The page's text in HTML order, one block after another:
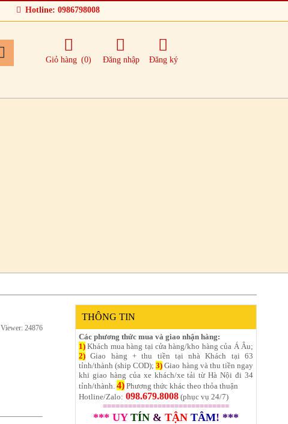
Hotline: 0986798008
Giỏ hàng (0) Đăng nhập Đăng ký
Viewer: 24876
THÔNG TIN
Các phương thức mua và giao nhận hàng:
1) Khách mua hàng tại cửa hàng/kho hàng của Á Âu;
2) Giao hàng + thu tiền tại nhà Khách tại 63
tỉnh/thành (ship COD);3) Giao hàng và thu tiền ngay
khi giao hàng của xe khách/xe tải từ Hà Nội đi 34
tỉnh/thành. 4) Phương thức khác theo thỏa thuận
Hotline/Zalo: 098.679.8008 (phục vụ 24/7)
==============================
*** UY TÍN & TẬN TÂM! ***